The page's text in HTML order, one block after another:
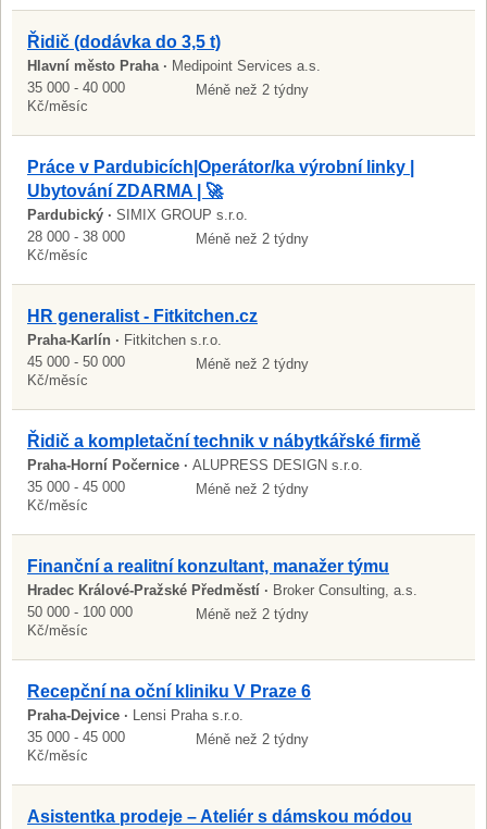
Řidič (dodávka do 3,5 t)
Hlavní město Praha · Medipoint Services a.s.
35 000 - 40 000
Kč/měsíc
Méně než 2 týdny
Práce v Pardubicích|Operátor/ka výrobní linky |
Ubytování ZDARMA | 🚀
Pardubický · SIMIX GROUP s.r.o.
28 000 - 38 000
Kč/měsíc
Méně než 2 týdny
HR generalist - Fitkitchen.cz
Praha-Karlín · Fitkitchen s.r.o.
45 000 - 50 000
Kč/měsíc
Méně než 2 týdny
Řidič a kompletační technik v nábytkářské firmě
Praha-Horní Počernice · ALUPRESS DESIGN s.r.o.
35 000 - 45 000
Kč/měsíc
Méně než 2 týdny
Finanční a realitní konzultant, manažer týmu
Hradec Králové-Pražské Předměstí · Broker Consulting, a.s.
50 000 - 100 000
Kč/měsíc
Méně než 2 týdny
Recepční na oční kliniku V Praze 6
Praha-Dejvice · Lensi Praha s.r.o.
35 000 - 45 000
Kč/měsíc
Méně než 2 týdny
Asistentka prodeje – Ateliér s dámskou módou